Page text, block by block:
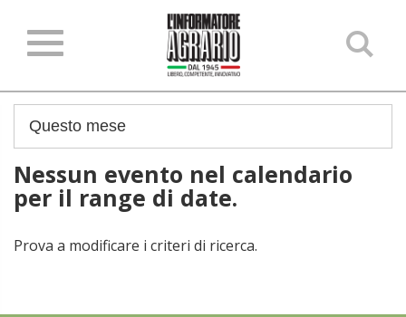
Nessun evento nel calendario
per il range di date.
Prova a modificare i criteri di ricerca.